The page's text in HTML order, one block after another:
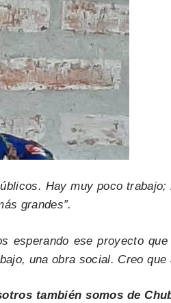
Hay muy poco
grandes”.
esperando ese proyecto
una obra social. Creo que
también somos de